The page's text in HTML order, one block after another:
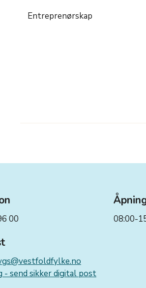
Entreprenørskap
00
- send sikker digital post
08:00-